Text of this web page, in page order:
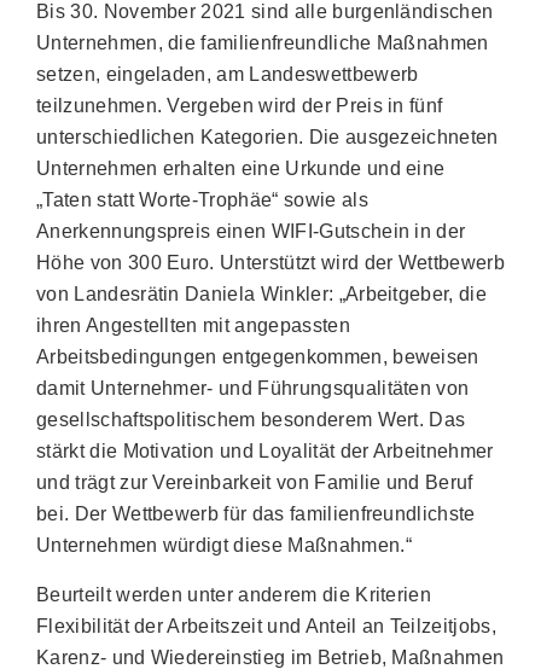
Bis 30. November 2021 sind alle burgenländischen
Unternehmen, die familienfreundliche Maßnahmen
setzen, eingeladen, am Landeswettbewerb
teilzunehmen. Vergeben wird der Preis in fünf
unterschiedlichen Kategorien. Die ausgezeichneten
Unternehmen erhalten eine Urkunde und eine
„Taten statt Worte-Trophäe“ sowie als
Anerkennungspreis einen WIFI-Gutschein in der
Höhe von 300 Euro. Unterstützt wird der Wettbewerb
von Landesrätin Daniela Winkler: „Arbeitgeber, die
ihren Angestellten mit angepassten
Arbeitsbedingungen entgegenkommen, beweisen
damit Unternehmer- und Führungsqualitäten von
gesellschaftspolitischem besonderem Wert. Das
stärkt die Motivation und Loyalität der Arbeitnehmer
und trägt zur Vereinbarkeit von Familie und Beruf
bei. Der Wettbewerb für das familienfreundlichste
Unternehmen würdigt diese Maßnahmen.“
Beurteilt werden unter anderem die Kriterien
Flexibilität der Arbeitszeit und Anteil an Teilzeitjobs,
Karenz- und Wiedereinstieg im Betrieb, Maßnahmen